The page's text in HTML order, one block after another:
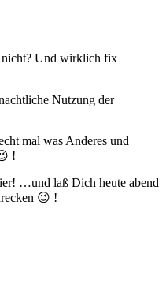
Und wirklich fix
Nutzung der
mal was Anderes und
!
…und laß Dich heute abend
😉 !